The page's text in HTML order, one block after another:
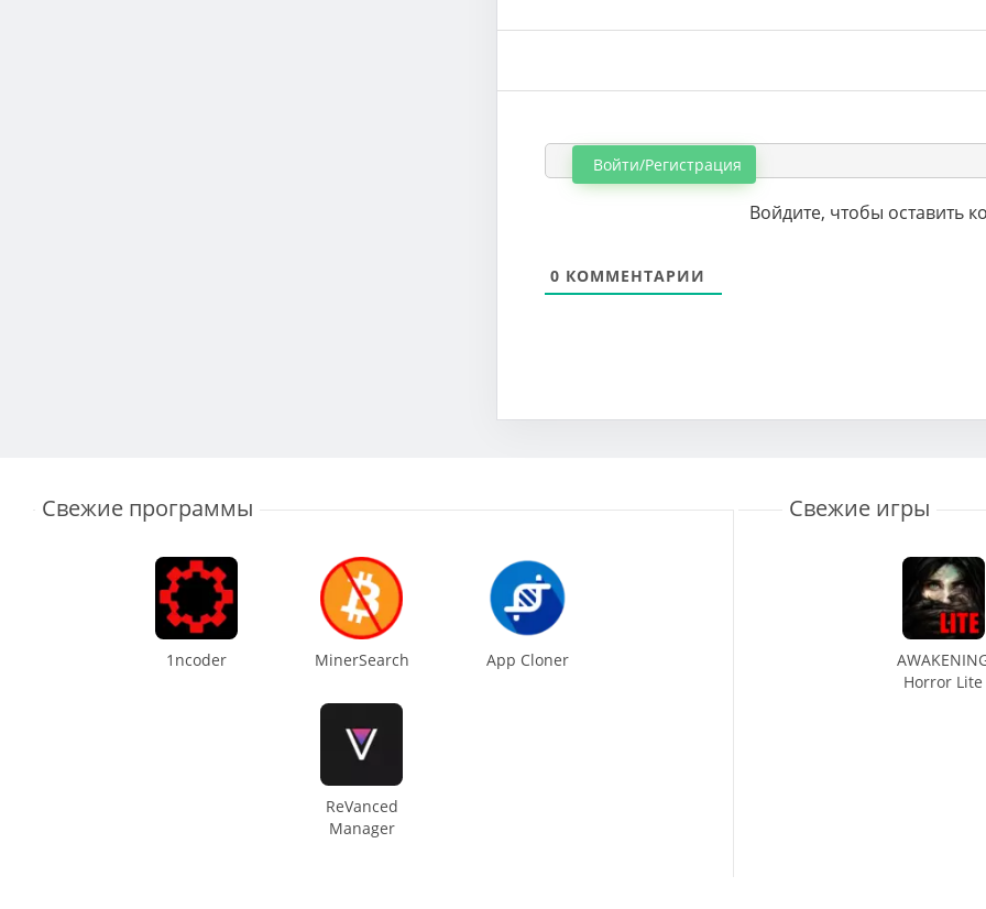
Войти/Регистрация
Войдите, чтобы оставить
0 КОММЕНТАРИИ
Свежие программы
1ncoder MinerSearch App Cloner
ReVanced
Manager
Свежие игры
Horror Lite